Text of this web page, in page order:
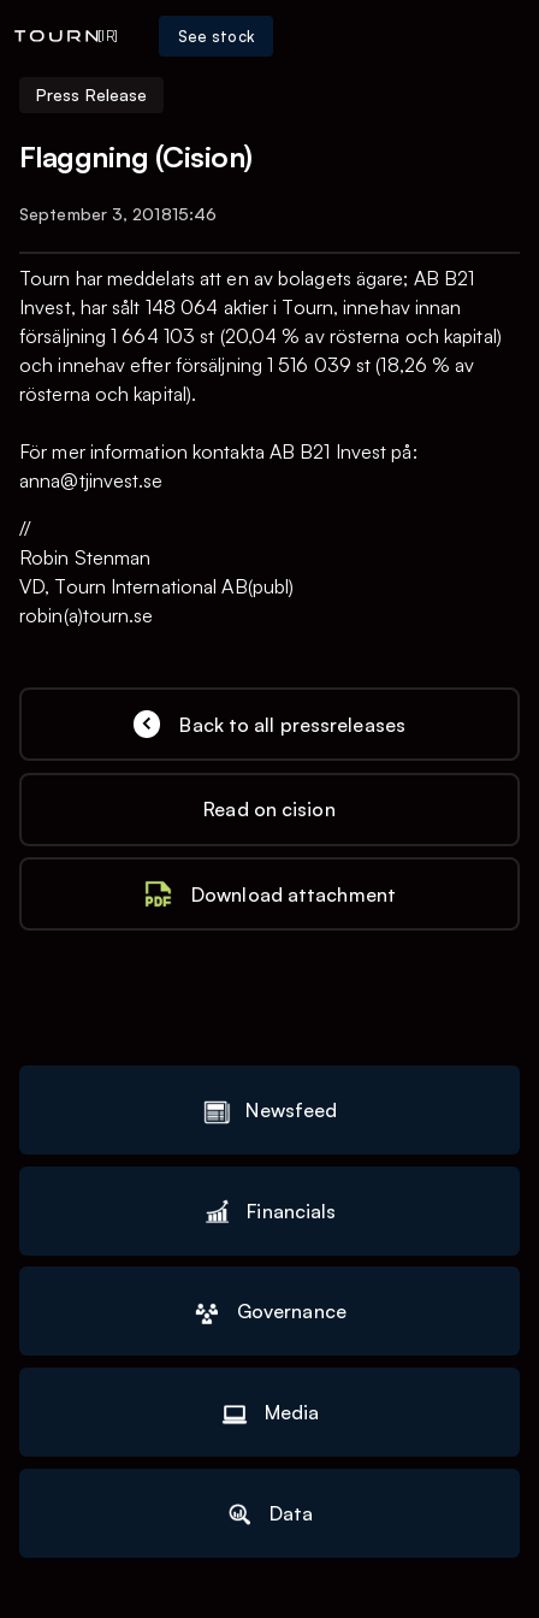
[IR] See stock
Press Release
Flaggning (Cision)
September 3, 201815:46
Tourn har meddelats att en av bolagets ägare; AB B21
Invest, har sålt 148 064 aktier i Tourn, innehav innan
försäljning 1 664 103 st (20,04 % av rösterna och kapital)
och innehav efter försäljning 1 516 039 st (18,26 % av
rösterna och kapital).
För mer information kontakta AB B21 Invest på:
anna@tjinvest.se
//
Robin Stenman
VD, Tourn International AB(publ)
robin(a)tourn.se
Back to all pressreleases
Read on cision
Download attachment
Newsfeed
Financials
Governance
Media
Data